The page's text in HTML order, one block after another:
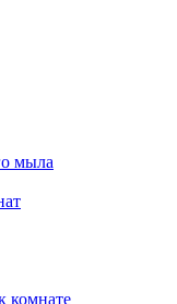
мыла
комнате